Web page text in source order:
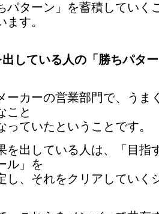
ターン」を蓄積していく
ます。
している人の「勝ちパタ
カーの営業部門で、うま
こと
ていたということです。
出している人は、「目指
ル」を
、それをクリアしていく